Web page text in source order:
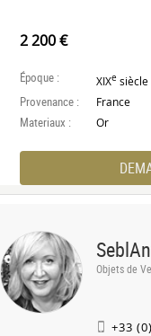
2 200 €
Époque : XIXe siècle
Provenance : France
Materiaux : Or
Objets de
+33